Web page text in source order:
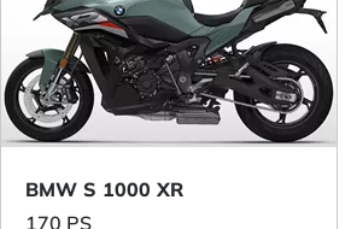
BMW S 1000 XR
170 PS